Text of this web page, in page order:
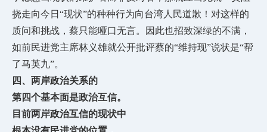
挠走向今日“现状”的种种行为向台湾人民道歉！对这样的
质问和挑战，蔡只能哑口无言。因此也招致深绿的不满，
如前民进党主席林义雄就公开批评蔡的“维持现”说状是“帮
了马英九”。
四、两岸政治关系的
第四个基本面是政治互信。
目前两岸政治互信的现状中